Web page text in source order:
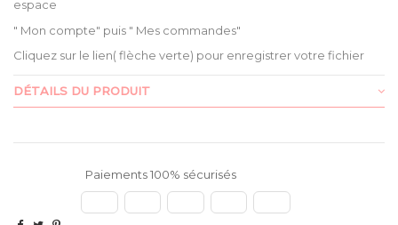
espace
" Mon compte" puis " Mes commandes"
Cliquez sur le lien( flèche verte) pour enregistrer votre fichier
DÉTAILS DU PRODUIT
Paiements 100% sécurisés